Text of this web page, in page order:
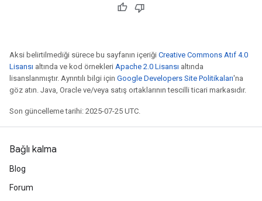
Aksi belirtilmediği sürece bu sayfanın içeriği Creative Commons Atıf 4.0
Lisansı altında ve kod örnekleri Apache 2.0 Lisansı altında
lisanslanmıştır. Ayrıntılı bilgi için Google Developers Site Politikaları'na
göz atın. Java, Oracle ve/veya satış ortaklarının tescilli ticari markasıdır.
Son güncelleme tarihi: 2025-07-25 UTC.
Bağlı kalma
Blog
Forum